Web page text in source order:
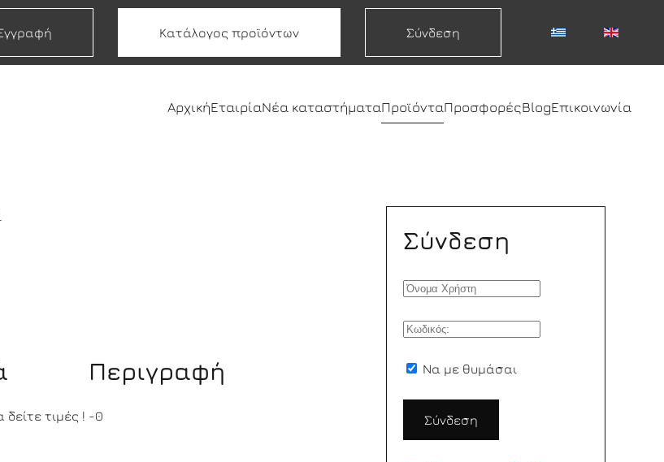
Κατάλογος προϊόντων Σύνδεση
ΑρχικήΕταιρίαΝέα καταστήματαΠροϊόνταΠροσφορέςBlogΕπικοινωνία
δείτε τιμές !
Περιγραφή
-0
Σύνδεση
Να με θυμάσαι
Σύνδεση